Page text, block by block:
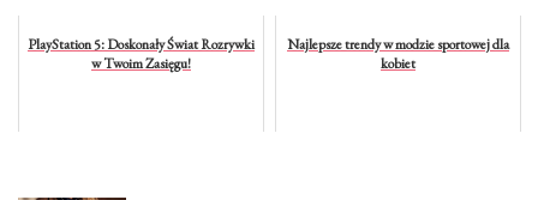
PlayStation 5: Doskonały Świat Rozrywki
w Twoim Zasięgu!
Najlepsze trendy w modzie sportowej dla
kobiet